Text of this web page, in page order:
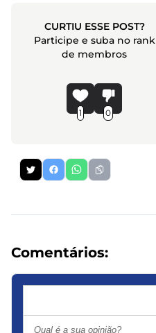
CURTIU ESSE POST?
Participe e suba no rank
de membros
1 0
Comentários: